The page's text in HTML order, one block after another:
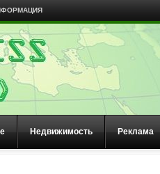
Недвижимость Реклама